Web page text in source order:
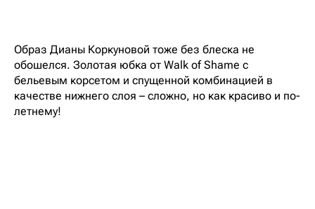
Образ Дианы Коркуновой тоже без блеска не
обошелся. Золотая юбка от Walk of Shame с
бельевым корсетом и спущенной комбинацией в
качестве нижнего слоя – сложно, но как красиво и по-
летнему!